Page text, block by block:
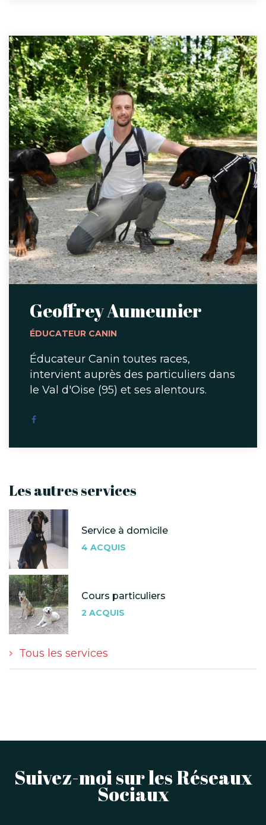
Geoffrey Aumeunier
ÉDUCATEUR CANIN
Éducateur Canin toutes races,
intervient auprès des particuliers dans
le Val d'Oise (95) et ses alentours.
Les autres services
Service à domicile
4 ACQUIS
Cours particuliers
2 ACQUIS
Tous les services
Suivez-moi sur les Réseaux
Sociaux